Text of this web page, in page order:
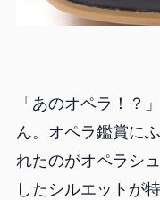
「あのオペラ！？
ん。オペラ鑑賞に
れたのがオペラシ
したシルエットが